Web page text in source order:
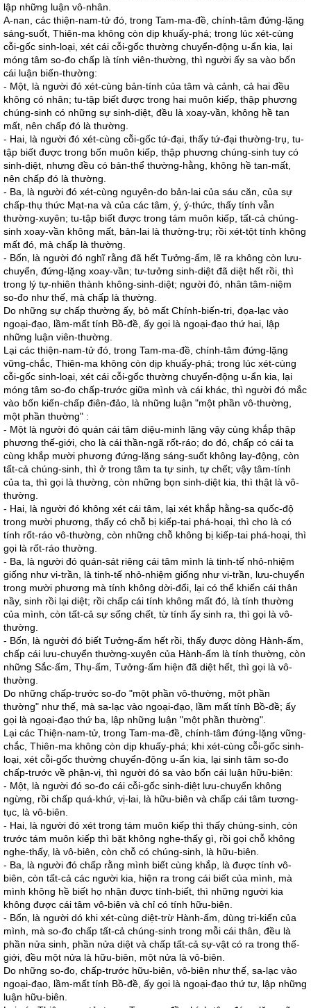
lập những luận vô-nhân.
A-nan, các thiện-nam-tử đó, trong Tam-ma-đề, chính-tâm đứng-lặng
sáng-suốt, Thiên-ma không còn dịp khuấy-phá; trong lúc xét-cùng
cỗi-gốc sinh-loại, xét cái cỗi-gốc thường chuyển-động u-ẩn kia, lại
móng tâm so-đo chấp là tính viên-thường, thì người ấy sa vào bốn
cái luận biến-thường:
- Một, là người đó xét-cùng bản-tính của tâm và cảnh, cả hai đều
không có nhân; tu-tập biết được trong hai muôn kiếp, thập phương
chúng-sinh có những sự sinh-diệt, đều là xoay-vần, không hề tan
mất, nên chấp đó là thường.
- Hai, là người đó xét-cùng cỗi-gốc tứ-đại, thấy tứ-đại thường-trụ, tu-
tập biết được trong bốn muôn kiếp, thập phương chúng-sinh tuy có
sinh-diệt, nhưng đều có bản-thể thường-hằng, không hề tan-mất,
nên chấp đó là thường.
- Ba, là người đó xét-cùng nguyên-do bản-lai của sáu căn, của sự
chấp-thụ thức Mạt-na và của các tâm, ý, ý-thức, thấy tính vẫn
thường-xuyên; tu-tập biết được trong tám muôn kiếp, tất-cả chúng-
sinh xoay-vần không mất, bản-lai là thường-trụ; rồi xét-tột tính không
mất đó, mà chấp là thường.
- Bốn, là người đó nghĩ rằng đã hết Tưởng-ấm, lẽ ra không còn lưu-
chuyển, đứng-lặng xoay-vần; tư-tưởng sinh-diệt đã diệt hết rồi, thì
trong lý tự-nhiên thành không-sinh-diệt; người đó, nhân tâm-niệm
so-đo như thế, mà chấp là thường.
Do những sự chấp thường ấy, bỏ mất Chính-biến-tri, đọa-lạc vào
ngoại-đạo, lầm-mất tính Bồ-đề, ấy gọi là ngoại-đạo thứ hai, lập
những luận viên-thường.
Lại các thiện-nam-tử đó, trong Tam-ma-đề, chính-tâm đứng-lặng
vững-chắc, Thiên-ma không còn dịp khuấy-phá; trong lúc xét-cùng
cỗi-gốc sinh-loại, xét cái cỗi-gốc thường chuyển-động u-ẩn kia, lại
móng tâm so-đo chấp-trước giữa mình và cái khác, thì người đó mắc
vào bốn kiến-chấp điên-đảo, là những luận "một phần vô-thường,
một phần thường" :
- Một là người đó quán cái tâm diệu-minh lặng vậy cùng khắp thập
phương thế-giới, cho là cái thần-ngã rốt-ráo; do đó, chấp có cái ta
cùng khắp mười phương đứng-lặng sáng-suốt không lay-động, còn
tất-cả chúng-sinh, thì ở trong tâm ta tự sinh, tự chết; vậy tâm-tính
của ta, thì gọi là thường, còn những bọn sinh-diệt kia, thì thật là vô-
thường.
- Hai, là người đó không xét cái tâm, lại xét khắp hằng-sa quốc-độ
trong mười phương, thấy có chỗ bị kiếp-tai phá-hoại, thì cho là có
tính rốt-ráo vô-thường, còn những chỗ không bị kiếp-tai phá-hoại, thì
gọi là rốt-ráo thường.
- Ba, là người đó quán-sát riêng cái tâm mình là tinh-tế nhỏ-nhiệm
giống như vi-trần, là tinh-tế nhỏ-nhiệm giống như vi-trần, lưu-chuyển
trong mười phương mà tính không dời-đổi, lại có thể khiến cái thân
nầy, sinh rồi lại diệt; rồi chấp cái tính không mất đó, là tính thường
của mình, còn tất-cả sự sống chết, từ tính ấy sinh ra, thì gọi là vô-
thường.
- Bốn, là người đó biết Tưởng-ấm hết rồi, thấy được dòng Hành-ấm,
chấp cái lưu-chuyển thường-xuyên của Hành-ấm là tính thường, còn
những Sắc-ấm, Thụ-ấm, Tưởng-ấm hiện đã diệt hết, thì gọi là vô-
thường.
Do những chấp-trước so-đo "một phần vô-thường, một phần
thường" như thế, mà sa-lạc vào ngoại-đạo, lầm mất tính Bồ-đề; ấy
gọi là ngoại-đạo thứ ba, lập những luận "một phần thường".
Lại các Thiện-nam-tử, trong Tam-ma-đề, chính-tâm đứng-lặng vững-
chắc, Thiên-ma không còn dịp khuấy-phá; khi xét-cùng cỗi-gốc sinh-
loại, xét cỗi-gốc thường chuyển-động u-ẩn kia, lại sinh tâm so-đo
chấp-trước về phận-vị, thì người đó sa vào bốn cái luận hữu-biên:
- Một, là người đó so-đo cái cỗi-gốc sinh-diệt lưu-chuyển không
ngừng, rồi chấp quá-khứ, vị-lai, là hữu-biên và chấp cái tâm tương-
tục, là vô-biên.
- Hai, là người đó xét trong tám muôn kiếp thì thấy chúng-sinh, còn
trước tám muôn kiếp thì bặt không nghe-thấy gì, rồi gọi chỗ không
nghe-thấy, là vô-biên, còn chỗ có chúng-sinh, là hữu-biên.
- Ba, là người đó chấp rằng mình biết cùng khắp, là được tính vô-
biên, còn tất-cả các người kia, hiện ra trong cái biết của mình, mà
mình không hề biết họ nhận được tính-biết, thì những người kia
không được cái tâm vô-biên và chỉ có tính hữu-biên.
- Bốn, là người dó khi xét-cùng diệt-trừ Hành-ấm, dùng tri-kiến của
mình, mà so-đo chấp tất-cả chúng-sinh trong mỗi cái thân, đều là
phần nửa sinh, phần nửa diệt và chấp tất-cả sự-vật có ra trong thế-
giới, đều một nửa là hữu-biên, một nửa là vô-biên.
Do những so-đo, chấp-trước hữu-biên, vô-biên như thế, sa-lạc vào
ngoại-đạo, lầm-mất tính Bồ-đề, ấy gọi là ngoại-đạo thứ tư, lập những
luận hữu-biên.